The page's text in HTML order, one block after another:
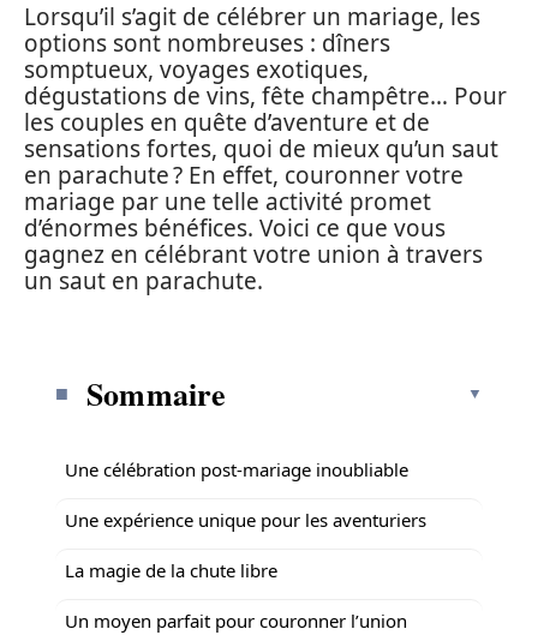
Lorsqu’il s’agit de célébrer un mariage, les
options sont nombreuses : dîners
somptueux, voyages exotiques,
dégustations de vins, fête champêtre… Pour
les couples en quête d’aventure et de
sensations fortes, quoi de mieux qu’un saut
en parachute ? En effet, couronner votre
mariage par une telle activité promet
d’énormes bénéfices. Voici ce que vous
gagnez en célébrant votre union à travers
un saut en parachute.
Sommaire
Une célébration post-mariage inoubliable
Une expérience unique pour les aventuriers
La magie de la chute libre
Un moyen parfait pour couronner l’union